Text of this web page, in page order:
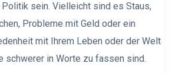
sein. Vielleicht sind es Staus,
Probleme mit Geld oder ein
mit Ihrem Leben oder der Welt
schwerer in Worte zu fassen sind.